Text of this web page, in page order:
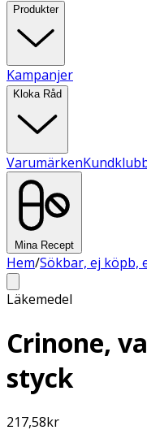
Produkter
Kampanjer
Kloka Råd
Varumärken
Mina Recept
Hem/Sökbar, ej köpb,
Läkemedel
Crinone,
styck
217,58kr